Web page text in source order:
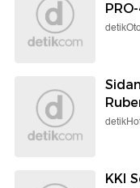
detikOto
KKI